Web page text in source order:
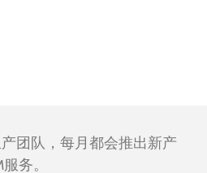
团队，每月都会推出新产
务。